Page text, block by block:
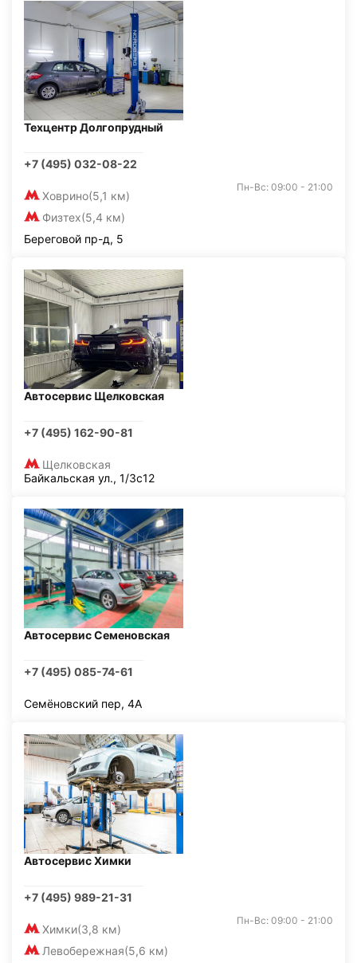
Техцентр Долгопрудный
+7 (495) 032-08-22
Ховрино(5,1 км)
Физтех(5,4 км)
Пн-Вс: 09:00 - 21:00
Береговой пр-д, 5
Автосервис Щелковская
+7 (495) 162-90-81
Щелковская
Байкальская ул., 1/3с12
Автосервис Семеновская
+7 (495) 085-74-61
Семёновский пер, 4А
Автосервис Химки
+7 (495) 989-21-31
Химки(3,8 км)
Левобережная(5,6 км)
Пн-Вс: 09:00 - 21:00